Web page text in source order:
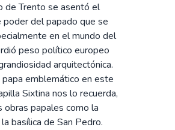
de Trento se asentó el
del papado que se
en el mundo del
peso político europeo
arquitectónica.
emblemático en este
Sixtina nos lo recuerda,
obras papales como la
basílica de San Pedro.